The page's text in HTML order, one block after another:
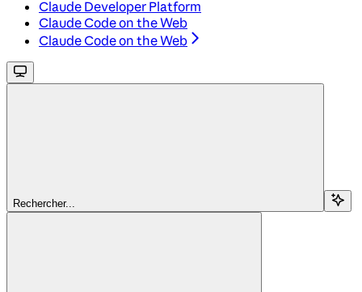
Claude Developer Platform
Claude Code on the Web
Claude Code on the Web
Rechercher...